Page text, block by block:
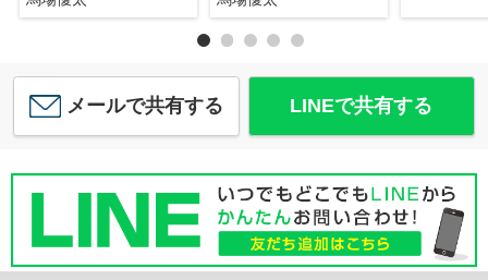
メールで共有する LINEで共有する